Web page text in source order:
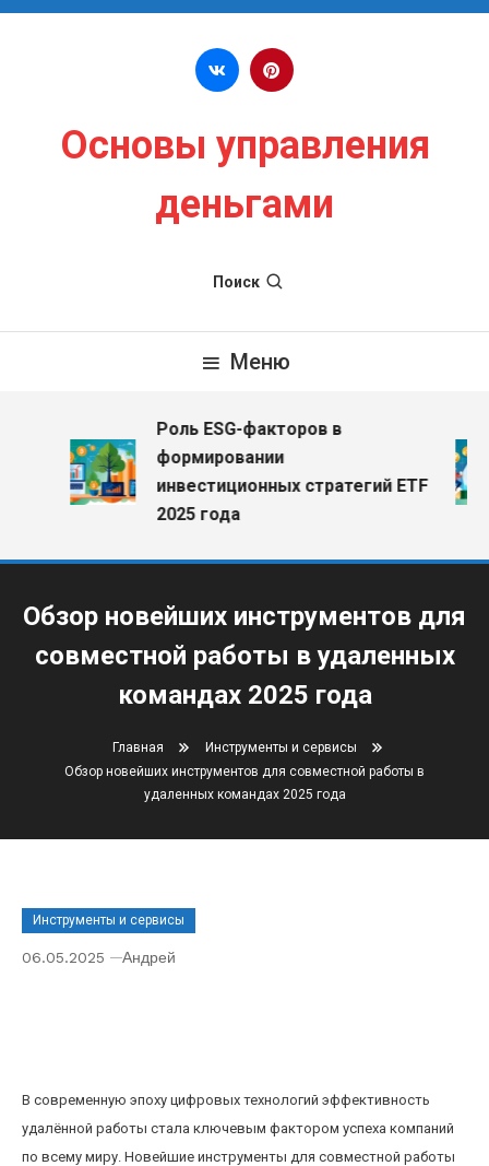
Перейти к содержимому
Основы управления
деньгами
Поиск
Меню
Роль ESG-факторов в
формировании
инвестиционных стратегий ETF
2025 года
Обзор новейших инструментов для
совместной работы в удаленных
командах 2025 года
Главная
Инструменты и сервисы
Обзор новейших инструментов для совместной работы в
удаленных командах 2025 года
Инструменты и сервисы
06.05.2025 Андрей
В современную эпоху цифровых технологий эффективность
удалённой работы стала ключевым фактором успеха компаний
по всему миру. Новейшие инструменты для совместной работы